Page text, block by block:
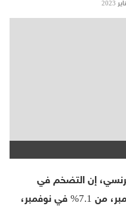
إن التضخم في
فرنسا هبط إلى 6.7% في ديسمبر، من 7.1% في نوفمبر،